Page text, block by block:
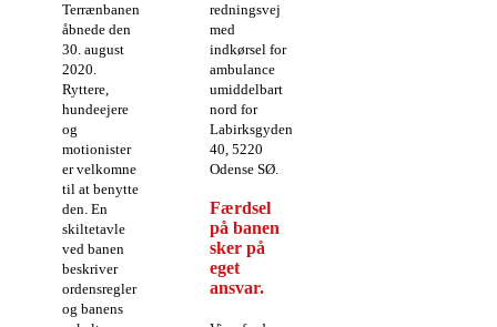
Terrænbanen
åbnede den
30. august
2020.
Ryttere,
hundeejere
og
motionister
er velkomne
til at benytte
den. En
skiltetavle
ved banen
beskriver
ordensregler
og banens
redningsvej
med
indkørsel for
ambulance
umiddelbart
nord for
Labirksgyden
40, 5220
Odense SØ.
Færdsel
på banen
sker på
eget
ansvar.